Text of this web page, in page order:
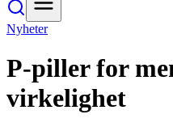
Nyheter
P-piller for
virkelighet